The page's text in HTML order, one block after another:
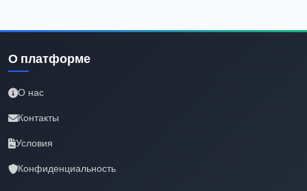
О платформе
О нас
Контакты
Условия
Конфиденциальность